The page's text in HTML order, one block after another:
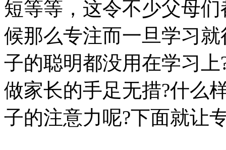
短等等，这令不少父母
候那么专注而一旦学习
子的聪明都没用在学习
做家长的手足无措?什么
子的注意力呢?下面就让